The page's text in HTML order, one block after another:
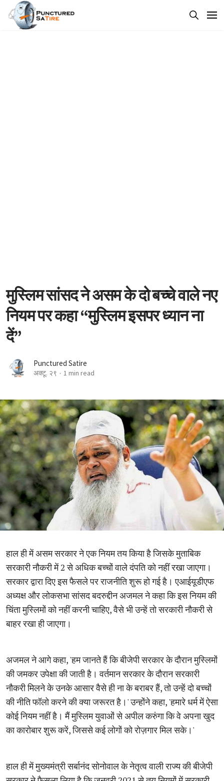
मुस्लिम सांसद ने असम के दो बच्चे वाले नए
नियम पर कहा “मुस्लिम इसपर ध्यान ना
दें”
Punctured Satire
अक्टू. २९ 1 min read
हाल ही में असम सरकार ने एक नियम तय किया है जिसके मुताबिक
सरकारी नौकरी में 2 से अधिक बच्चों वाले दंपति को नहीं रखा जाएगा।
सरकार द्वारा दिए इस फैसले पर राजनीति शुरू हो गई है। एआईयूडीएफ
अध्यक्ष और लोकसभा सांसद बदरुद्दीन अजमल ने कहा कि इस नियम की
चिंता मुस्लिमों को नहीं करनी चाहिए, वैसे भी उन्हें तो सरकारी नौकरी से
बाहर रखा ही जाएगा।
अजमल ने आगे कहा, 'हम जानते हैं कि बीजेपी सरकार के दौरान मुस्लिमों
की जमकर उपेक्षा की जाती है। वर्तमान सरकार के दौरान सरकारी
नौकरी मिलने के उनके आसार वैसे ही ना के बराबर हैं, तो उन्हें दो बच्चों
की नीति फॉलो करने की क्या जरूरत है।' उन्होंने कहा, 'हमारे धर्म में ऐसा
कोई नियम नहीं है। मैं मुस्लिम युवाओं से अपील करुंगा कि वे अपना खुद
का कारोबार शुरू करें, जिससे कई लोगों को रोज़गार मिल सके।'
हाल ही में मुख्यमंत्री सर्बानंद सोनोवाल के नेतृत्व वाली राज्य की बीजेपी